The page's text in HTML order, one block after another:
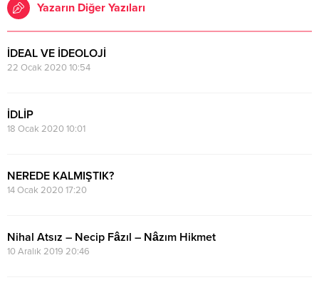
Yazarın Diğer Yazıları
İDEAL VE İDEOLOJİ
22 Ocak 2020 10:54
İDLİP
18 Ocak 2020 10:01
NEREDE KALMIŞTIK?
14 Ocak 2020 17:20
Nihal Atsız – Necip Fâzıl – Nâzım Hikmet
10 Aralık 2019 20:46